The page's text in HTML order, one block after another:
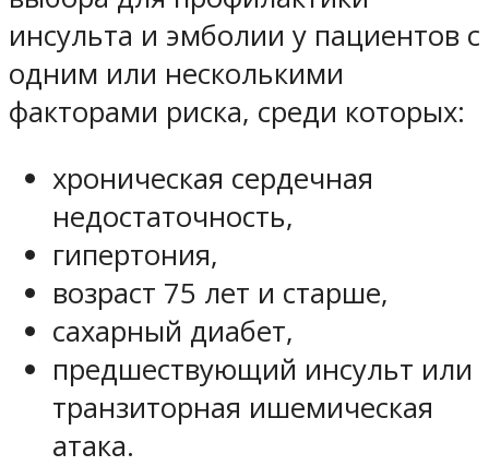
инсульта и эмболии у пациентов с
одним или несколькими
факторами риска, среди которых:
хроническая сердечная
недостаточность,
гипертония,
возраст 75 лет и старше,
сахарный диабет,
предшествующий инсульт или
транзиторная ишемическая
атака.